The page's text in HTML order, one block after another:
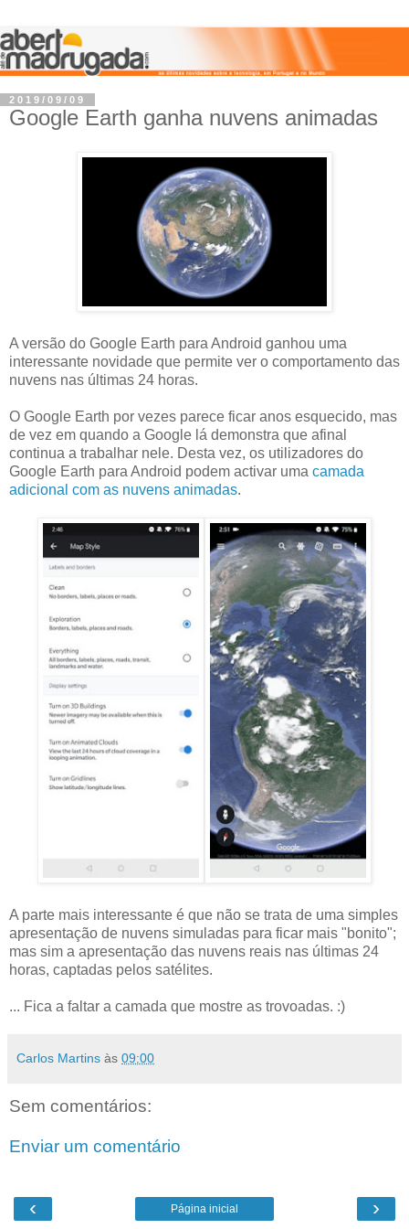
2019/09/09
Google Earth ganha nuvens animadas
A versão do Google Earth para Android ganhou uma
interessante novidade que permite ver o comportamento das
nuvens nas últimas 24 horas.
O Google Earth por vezes parece ficar anos esquecido, mas
de vez em quando a Google lá demonstra que afinal
continua a trabalhar nele. Desta vez, os utilizadores do
Google Earth para Android podem activar uma camada
adicional com as nuvens animadas.
A parte mais interessante é que não se trata de uma simples
apresentação de nuvens simuladas para ficar mais "bonito";
mas sim a apresentação das nuvens reais nas últimas 24
horas, captadas pelos satélites.
... Fica a faltar a camada que mostre as trovoadas. :)
Carlos Martins às 09:00
Sem comentários:
Enviar um comentário
‹ ›
Página inicial